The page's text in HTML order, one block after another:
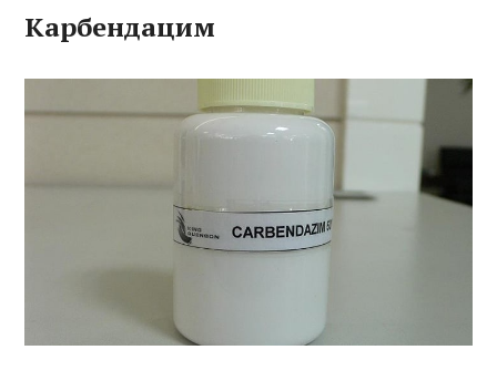
Карбендацим